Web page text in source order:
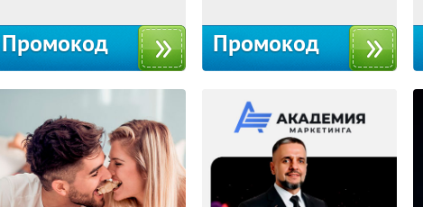
Промокод Промокод